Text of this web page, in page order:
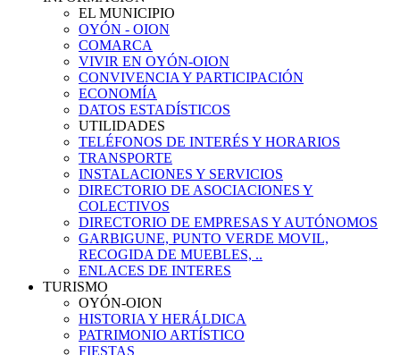
EL MUNICIPIO
OYÓN - OION
COMARCA
VIVIR EN OYÓN-OION
CONVIVENCIA Y PARTICIPACIÓN
ECONOMÍA
DATOS ESTADÍSTICOS
UTILIDADES
TELÉFONOS DE INTERÉS Y HORARIOS
TRANSPORTE
INSTALACIONES Y SERVICIOS
DIRECTORIO DE ASOCIACIONES Y
COLECTIVOS
DIRECTORIO DE EMPRESAS Y AUTÓNOMOS
GARBIGUNE, PUNTO VERDE MOVIL,
RECOGIDA DE MUEBLES, ..
ENLACES DE INTERES
TURISMO
OYÓN-OION
HISTORIA Y HERÁLDICA
PATRIMONIO ARTÍSTICO
FIESTAS